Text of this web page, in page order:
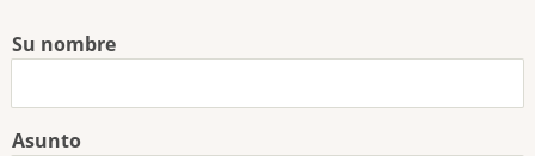
Su nombre
Asunto